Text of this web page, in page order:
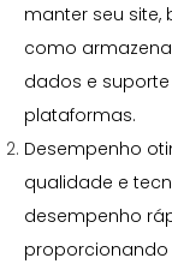
manter seu site,
como
dados e
plataformas.
Desempenho
qualidade e
desempenho
proporcionando